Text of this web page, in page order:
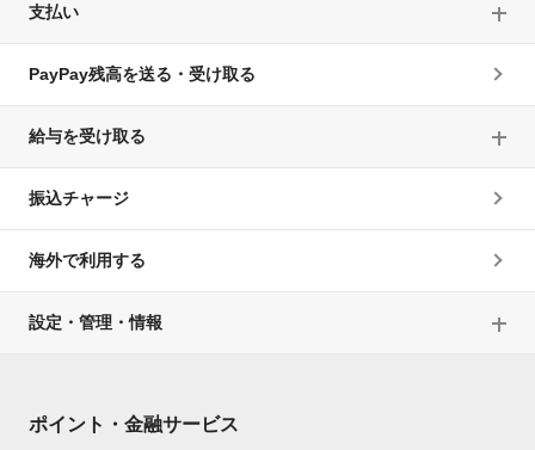
支払い
PayPay残高を送る・受け取る
給与を受け取る
振込チャージ
海外で利用する
設定・管理・情報
ポイント・金融サービス